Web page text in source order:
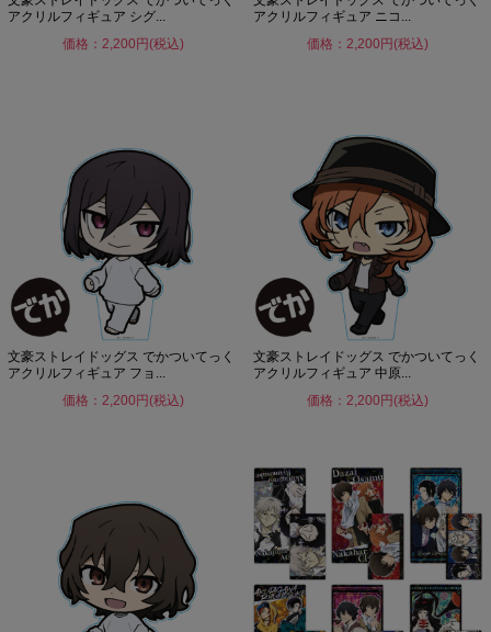
アクリルフィギュア シグ...
価格：2,200円(税込)
アクリルフィギュア ニコ...
価格：2,200円(税込)
文豪ストレイドッグス でかついてっく
アクリルフィギュア フョ...
価格：2,200円(税込)
文豪ストレイドッグス でかついてっく
アクリルフィギュア 中原...
価格：2,200円(税込)